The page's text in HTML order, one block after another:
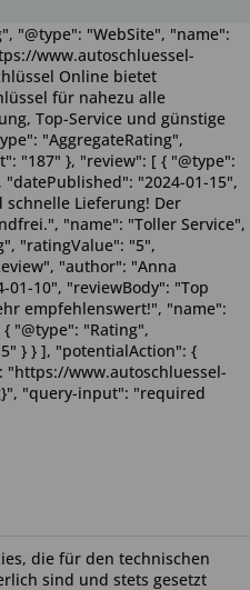
die für den technischen
sind und stets gesetzt
"@type": "WebSite", "name":
www.autoschluessel-
Online bietet
für nahezu alle
Top-Service und günstige
"AggregateRating",
"187" }, "review": [ { "@type":
"2024-01-15",
schnelle Lieferung! Der
"name": "Toller Service",
"ratingValue": "5",
"author": "Anna
10", "reviewBody": "Top
empfehlenswert!", "name":
"@type": "Rating",
} } ], "potentialAction": {
"https://www.autoschluessel-
"query-input": "required